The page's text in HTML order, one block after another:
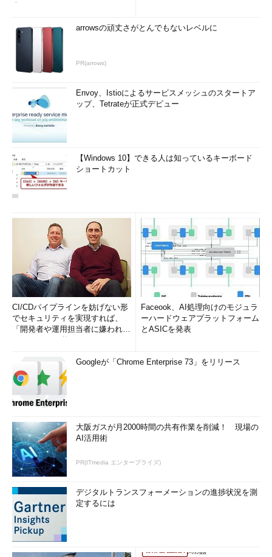
arrowsの頑丈さがとんでもないレベルに
PR(arrows)
Envoy、Istioによるサービスメッシュのスタートア
ップ、Tetrateが正式デビュー
【Windows 10】できる人は知っているキーボード
ショートカット
CI/CDパイプラインを妨げない形
でセキュリティを実現すれば、
「開発者や運用担当者に嫌われな
Faceook、AI処理向けのモジュラ
ーハードウェアプラットフォーム
とASICを発表
Googleが「Chrome Enterprise 73」をリリース
大阪ガスが月2000時間の共有作業を削減！ 現場の
AI活用術
PR(ITmedia エンタープライズ)
デジタルトランスフォーメーションの進捗状況を測
定するには